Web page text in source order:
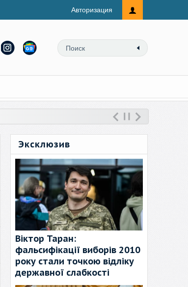
Авторизация
Эксклюзив
Віктор Таран:
фальсифікації виборів 2010
року стали точкою відліку
державної слабкості